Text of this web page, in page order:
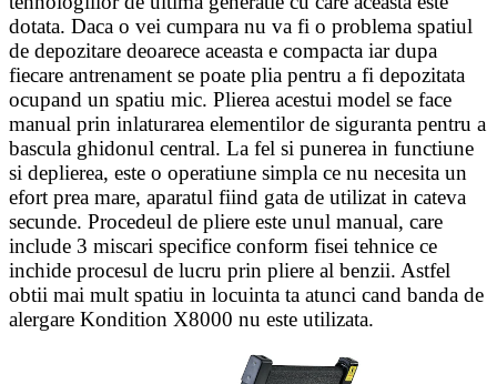
dotata. Daca o vei cumpara nu va fi o problema spatiul
de depozitare deoarece aceasta e compacta iar dupa
fiecare antrenament se poate plia pentru a fi depozitata
ocupand un spatiu mic. Plierea acestui model se face
manual prin inlaturarea elementilor de siguranta pentru a
bascula ghidonul central. La fel si punerea in functiune
si deplierea, este o operatiune simpla ce nu necesita un
efort prea mare, aparatul fiind gata de utilizat in cateva
secunde. Procedeul de pliere este unul manual, care
include 3 miscari specifice conform fisei tehnice ce
inchide procesul de lucru prin pliere al benzii. Astfel
obtii mai mult spatiu in locuinta ta atunci cand banda de
alergare Kondition X8000 nu este utilizata.